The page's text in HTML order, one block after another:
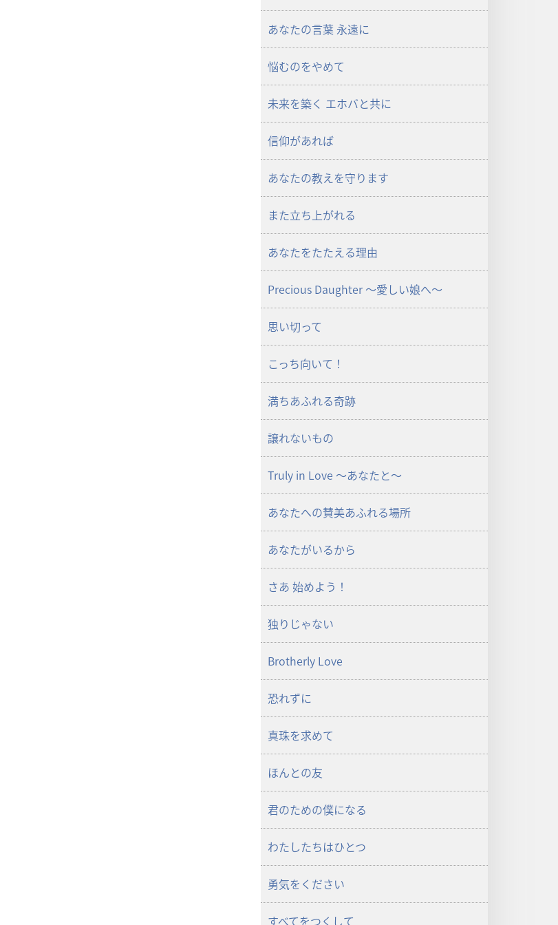
あなたの言葉 永遠に
悩むのをやめて
未来を築く エホバと共に
信仰があれば
あなたの教えを守ります
また立ち上がれる
あなたをたたえる理由
Precious Daughter ～愛しい娘へ～
思い切って
こっち向いて！
満ちあふれる奇跡
譲れないもの
Truly in Love ～あなたと～
あなたへの賛美あふれる場所
あなたがいるから
さあ 始めよう！
独りじゃない
Brotherly Love
恐れずに
真珠を求めて
ほんとの友
君のための僕になる
わたしたちはひとつ
勇気をください
すべてをつくして